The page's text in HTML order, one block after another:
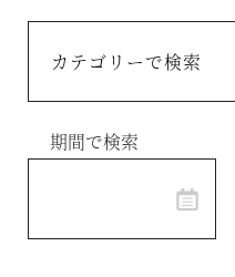
施設案内
アクセス
ただいま日和
期間で検索